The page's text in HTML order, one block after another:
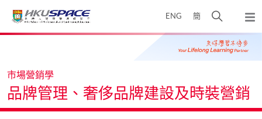
ENG 簡
開
搜
尋
面
彈
出
主
Main
市場營銷學
品牌管理、奢侈品牌建設及時裝營銷